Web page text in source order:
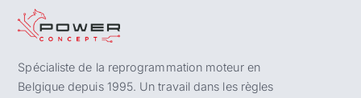
Spécialiste de la reprogrammation moteur en
Belgique depuis 1995. Un travail dans les règles